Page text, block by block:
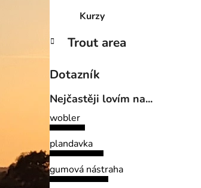
Kurzy
Trout area
Dotazník
Nejčastěji lovím na...
wobler
plandavka
gumová nástraha